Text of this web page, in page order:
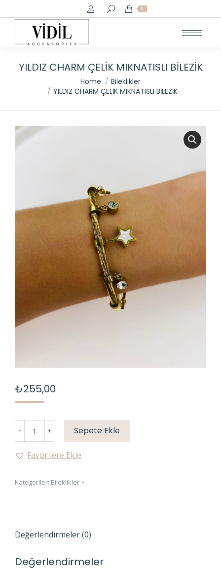
Search: 0
YILDIZ CHARM ÇELİK MIKNATISLI BİLEZİK
Home
Bileklikler
YILDIZ CHARM ÇELİK MIKNATISLI BİLEZİK
₺255,00
CHARM
MIKNATISLI
adet
Sepete Ekle
Favorilere Ekle
Kategoriler: Bileklikler
Değerlendirmeler (0)
Değerlendirmeler